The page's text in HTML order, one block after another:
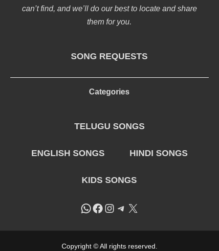
can’t find, and we’ll do our best to locate and share
them for you.
SONG REQUESTS
Categories
TELUGU SONGS
ENGLISH SONGS HINDI SONGS
KIDS SONGS
WhatsApp
Facebook
Instagram
Telegram
X
Copyright © All rights reserved.